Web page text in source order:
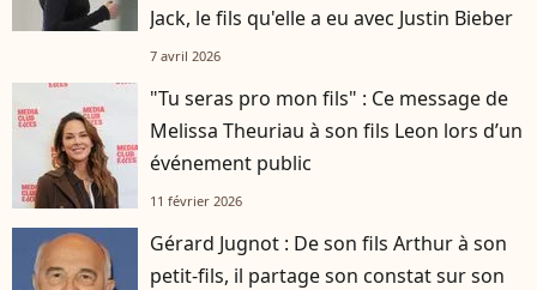
Jack, le fils qu'elle a eu avec Justin Bieber
7 avril 2026
"Tu seras pro mon fils" : Ce message de
Melissa Theuriau à son fils Leon lors d’un
événement public
11 février 2026
Gérard Jugnot : De son fils Arthur à son
petit-fils, il partage son constat sur son